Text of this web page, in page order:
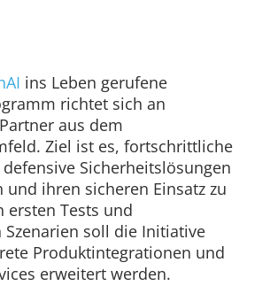
ins Leben gerufene
richtet sich an
aus dem
Ziel ist es, fortschrittliche
Sicherheitslösungen
und ihren sicheren Einsatz zu
ersten Tests und
soll die Initiative
Produktintegrationen und
erweitert werden.